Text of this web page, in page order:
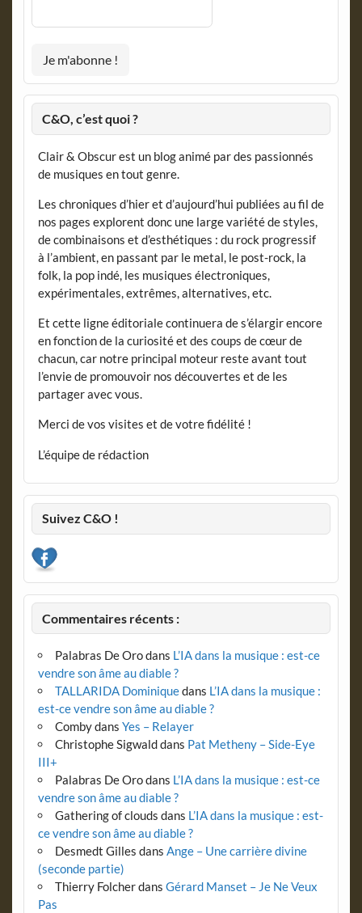
C&O, c’est quoi ?
Clair & Obscur est un blog animé par des passionnés
de musiques en tout genre.
Les chroniques d’hier et d’aujourd’hui publiées au fil de
nos pages explorent donc une large variété de styles,
de combinaisons et d’esthétiques : du rock progressif
à l’ambient, en passant par le metal, le post-rock, la
folk, la pop indé, les musiques électroniques,
expérimentales, extrêmes, alternatives, etc.
Et cette ligne éditoriale continuera de s’élargir encore
en fonction de la curiosité et des coups de cœur de
chacun, car notre principal moteur reste avant tout
l’envie de promouvoir nos découvertes et de les
partager avec vous.
Merci de vos visites et de votre fidélité !
L’équipe de rédaction
Suivez C&O !
Commentaires récents :
Palabras De Orodans L’IA dans la musique : est-ce
vendre son âme au diable ?
TALLARIDA Dominiquedans L’IA dans la musique :
est-ce vendre son âme au diable ?
Combydans Yes – Relayer
Christophe Sigwalddans Pat Metheny – Side-Eye
III+
Palabras De Orodans L’IA dans la musique : est-ce
vendre son âme au diable ?
Gathering of clouds dans L’IA dans la musique : est-
ce vendre son âme au diable ?
Desmedt Gilles dans Ange – Une carrière divine
(seconde partie)
Thierry Folcherdans Gérard Manset – Je Ne Veux
Pas